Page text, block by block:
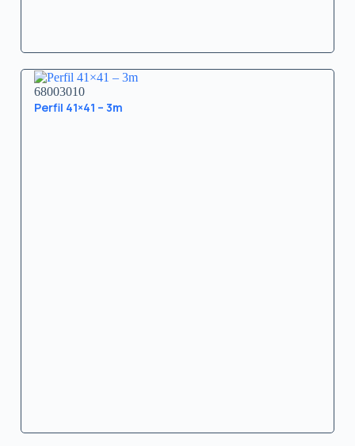
68003010
Perfil 41×41 – 3m